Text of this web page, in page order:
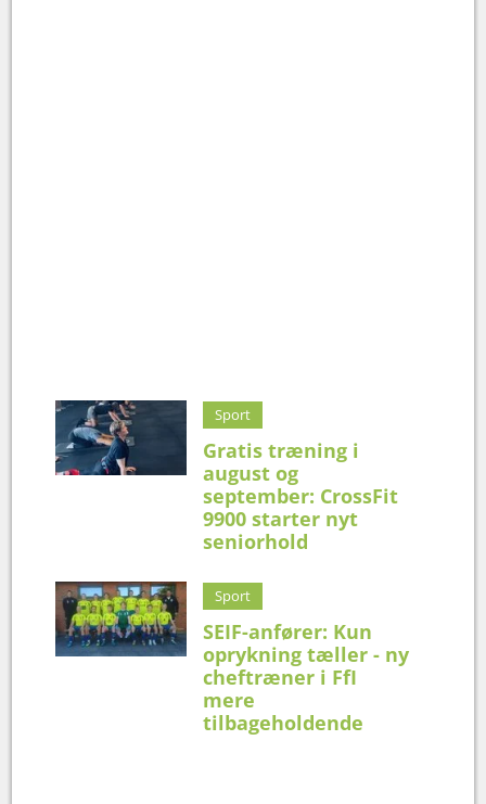
Sport
Gratis træning i
august og
september: CrossFit
9900 starter nyt
seniorhold
Sport
SEIF-anfører: Kun
oprykning tæller - ny
cheftræner i FfI
mere
tilbageholdende